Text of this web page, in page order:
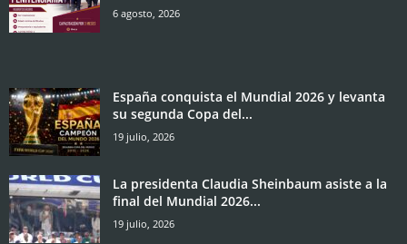
6 agosto, 2026
España conquista el Mundial 2026 y levanta
su segunda Copa del...
19 julio, 2026
La presidenta Claudia Sheinbaum asiste a la
final del Mundial 2026...
19 julio, 2026